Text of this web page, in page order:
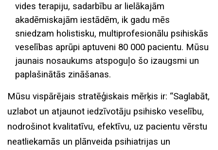
vides terapiju, sadarbību ar lielākajām
akadēmiskajām iestādēm, ik gadu mēs
sniedzam holistisku, multiprofesionālu psihiskās
veselības aprūpi aptuveni 80 000 pacientu. Mūsu
jaunais nosaukums atspoguļo šo izaugsmi un
paplašinātās zināšanas.
Mūsu vispārējais stratēģiskais mērķis ir: “Saglabāt,
uzlabot un atjaunot iedzīvotāju psihisko veselību,
nodrošinot kvalitatīvu, efektīvu, uz pacientu vērstu
neatliekamās un plānveida psihiatrijas un